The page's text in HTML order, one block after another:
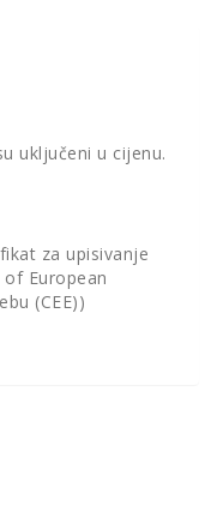
uključeni u cijenu.
za upisivanje
European
(CEE))